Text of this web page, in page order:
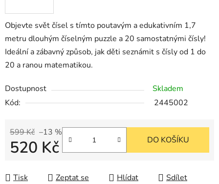
Objevte svět čísel s tímto poutavým a edukativním 1,7
metru dlouhým číselným puzzle a 20 samostatnými čísly!
Ideální a zábavný způsob, jak děti seznámit s čísly od 1 do
20 a ranou matematikou.
Dostupnost
Skladem
Kód:
2445002
599 Kč –13 %
520 Kč DO KOŠÍKU
Tisk Zeptat se Hlídat Sdílet